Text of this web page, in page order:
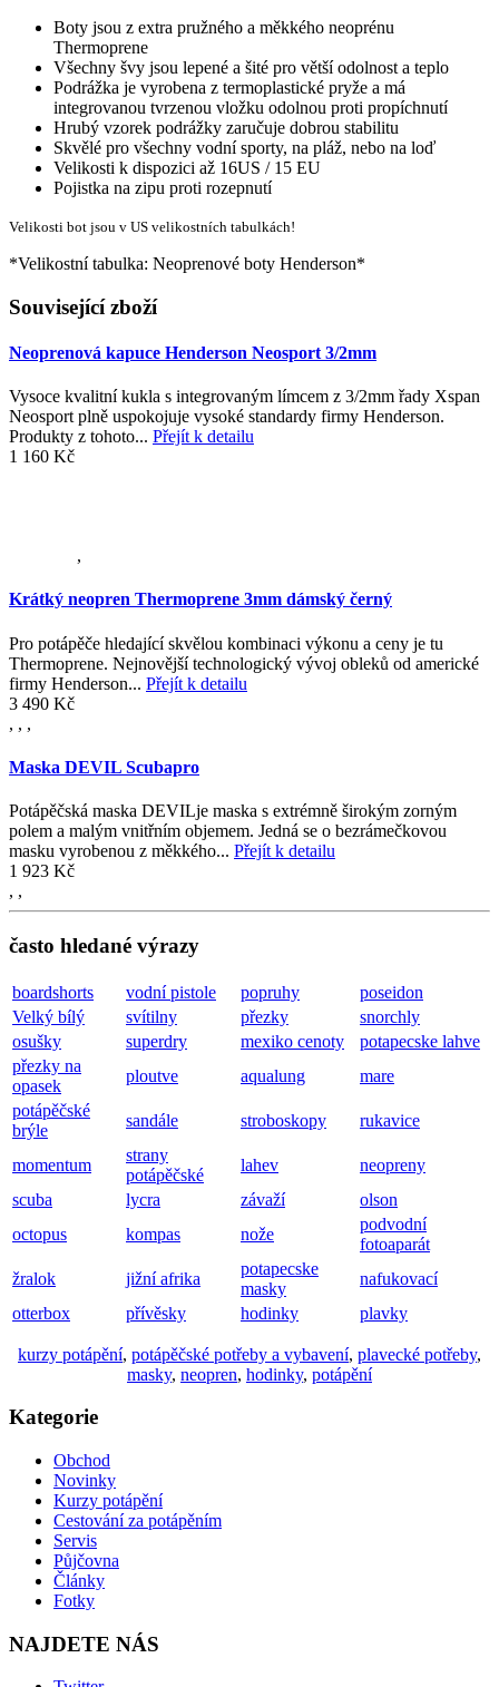
Boty jsou z extra pružného a měkkého neoprénu
Thermoprene
Všechny švy jsou lepené a šité pro větší odolnost a teplo
Podrážka je vyrobena z termoplastické pryže a má
integrovanou tvrzenou vložku odolnou proti propíchnutí
Hrubý vzorek podrážky zaručuje dobrou stabilitu
Skvělé pro všechny vodní sporty, na pláž, nebo na loď
Velikosti k dispozici až 16US / 15 EU
Pojistka na zipu proti rozepnutí
Velikosti bot jsou v US velikostních tabulkách!
*Velikostní tabulka: Neoprenové boty Henderson*
Související zboží
Neoprenová kapuce Henderson Neosport 3/2mm
Vysoce kvalitní kukla s integrovaným límcem z 3/2mm řady Xspan
Neosport plně uspokojuje vysoké standardy firmy Henderson.
Produkty z tohoto... Přejít k detailu
1 160 Kč
,
Krátký neopren Thermoprene 3mm dámský černý
Pro potápěče hledající skvělou kombinaci výkonu a ceny je tu
Thermoprene. Nejnovější technologický vývoj obleků od americké
firmy Henderson... Přejít k detailu
3 490 Kč
, , ,
Maska DEVIL Scubapro
Potápěčská maska DEVILje maska s extrémně širokým zorným
polem a malým vnitřním objemem. Jedná se o bezrámečkovou
masku vyrobenou z měkkého... Přejít k detailu
1 923 Kč
, ,
často hledané výrazy
boardshorts vodní pistole popruhy
poseidon
Velký bílý
svítilny přezky
snorchly
osušky
superdry mexiko cenoty
potapecske lahve
přezky na
opasek
ploutve aqualung
mare
potápěčské
brýle
sandále stroboskopy rukavice
momentum
strany
potápěčské
lahev
neopreny
scuba
lycra závaží
olson
octopus
kompas nože
podvodní
fotoaparát
žralok
jižní afrika
potapecske
masky
nafukovací
otterbox
přívěsky hodinky plavky
kurzy potápění, potápěčské potřeby a vybavení, plavecké potřeby,
masky, neopren, hodinky, potápění
Kategorie
Obchod
Novinky
Kurzy potápění
Cestování za potápěním
Servis
Půjčovna
Články
Fotky
NAJDETE NÁS